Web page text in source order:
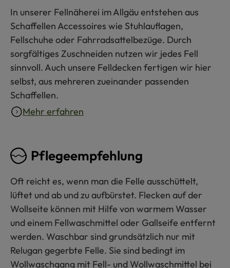
In unserer Fellnäherei im Allgäu entstehen aus
Schaffellen Accessoires wie Stuhlauflagen,
Fellschuhe oder Fahrradsattelbezüge. Durch
sorgfältiges Zuschneiden nutzen wir jedes Fell
sinnvoll. Auch unsere Felldecken fertigen wir hier
selbst, aus mehreren zueinander passenden
Schaffellen.
Mehr erfahren
Pflegeempfehlung
Oft reicht es, wenn man die Felle ausschüttelt,
lüftet und ab und zu aufbürstet. Flecken auf der
Wollseite können mit Hilfe von warmem Wasser
und einem Fellwaschmittel oder Gallseife entfernt
werden. Waschbar sind grundsätzlich nur mit
Relugan gegerbte Felle. Sie sind bedingt im
Wollwaschgang mit Fell- und Wollwaschmittel bei